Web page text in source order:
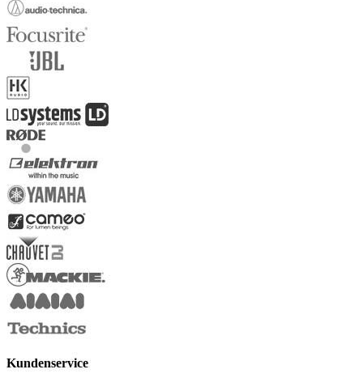
Kundenservice